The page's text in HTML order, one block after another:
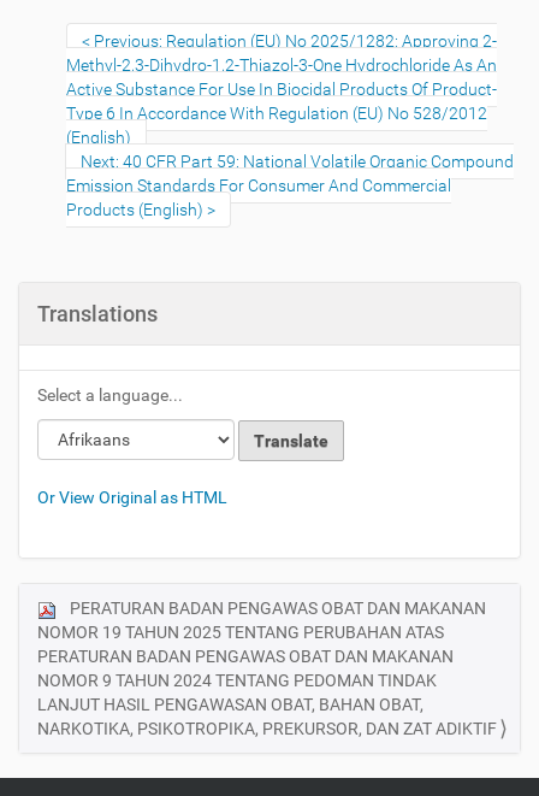
Previous: Regulation (EU) No 2025/1282: Approving 2-
Methyl-2,3-Dihydro-1,2-Thiazol-3-One Hydrochloride As An
Active Substance For Use In Biocidal Products Of Product-
Type 6 In Accordance With Regulation (EU) No 528/2012
(English)
Next: 40 CFR Part 59: National Volatile Organic Compound
Emission Standards For Consumer And Commercial
Products (English)
Translations
Select a language...
Or View Original as HTML
N
a
v
i
g
PERATURAN BADAN PENGAWAS OBAT DAN MAKANAN
NOMOR 19 TAHUN 2025 TENTANG PERUBAHAN ATAS
PERATURAN BADAN PENGAWAS OBAT DAN MAKANAN
NOMOR 9 TAHUN 2024 TENTANG PEDOMAN TINDAK
LANJUT HASIL PENGAWASAN OBAT, BAHAN OBAT,
NARKOTIKA, PSIKOTROPIKA, PREKURSOR, DAN ZAT ADIKTIF